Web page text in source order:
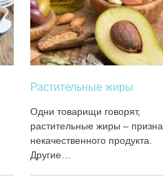
Растительные жиры
Одни товарищи говорят,
растительные жиры –
некачественного продукта.
Другие…